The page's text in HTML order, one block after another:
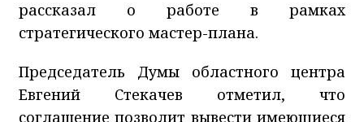
рассказал о работе в рамках
стратегического мастер-плана.
Председатель Думы областного центра
Евгений Стекачев отметил, что
соглашение позволит вывести имеющиеся